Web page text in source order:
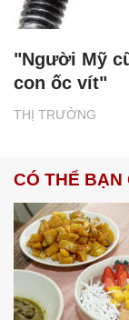
THỊ TRƯỜNG
"Người Mỹ
con ốc vít"
CÓ THỂ BẠN